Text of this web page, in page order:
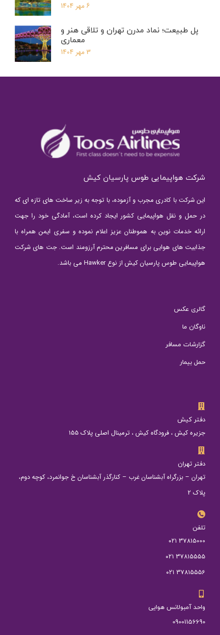
6 مهر 1404
پل طبیعت؛ نماد مدرن تهران و تلاقی هنر و
معماری
3 مهر 1404
شرکت هواپیمایی طوس پارسیان کیش
این شرکت با کادری مجرب و آزموده، با توجه به زیر ساخت های تازه ای که
در حمل و نقل هواپیمایی کشور ایجاد کرده است، آمادگی خود را جهت
ارائه خدمات نوین به هموطنان عزیز اعلام نموده و سفری ایمن همراه با
جذابیت های هوایی برای مسافرین محترم آرزومند است. جت های شرکت
هواپیمایی طوس پارسیان کیش از نوع Hawker می باشد.
گالری عکس
ناوگان ما
گزارشات مسافر
حمل بیمار
دفتر کیش
جزیره کیش ، فرودگاه کیش ، ترمینال اصلی پلاک 155
دفتر تهران
تهران – بزرگراه آبشناسان غرب – کنارگذر آبشناسان خ جوانمرد، کوچه دوم،
پلاک 2
تلفن
37815000 ۰۲۱
37815555 ۰۲۱
37815556 ۰۲۱
واحد آمبولانس هوایی
09001156690